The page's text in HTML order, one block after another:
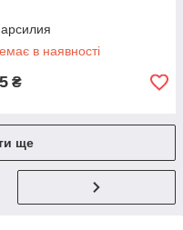
в наявності
₴
ще